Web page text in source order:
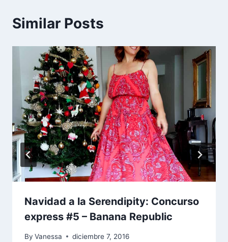
Similar Posts
Navidad a la Serendipity: Concurso
express #5 – Banana Republic
By Vanessa diciembre 7, 2016